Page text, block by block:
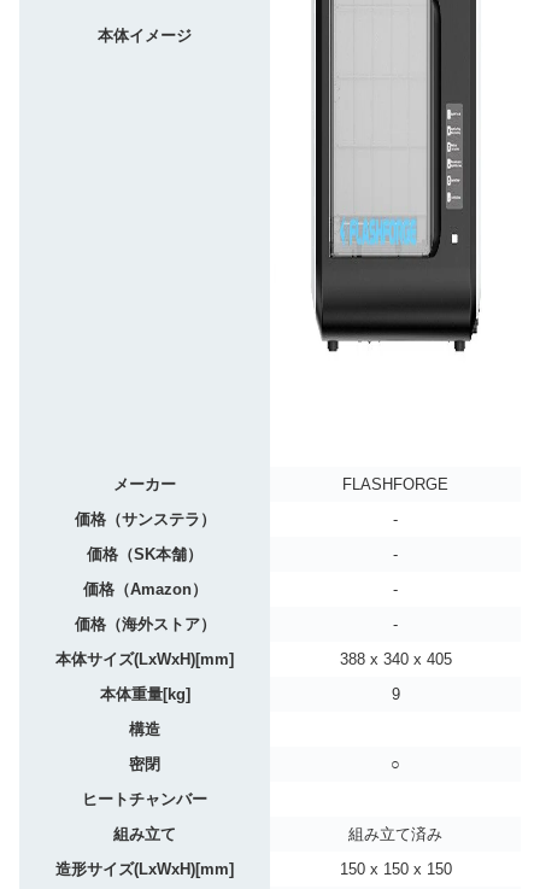
本体イメージ
メーカー
FLASHFORGE
価格（サンステラ）
-
価格（SK本舗）
-
価格（Amazon）
-
価格（海外ストア）
-
本体サイズ(LxWxH)[mm]
388 x 340 x 405
本体重量[kg]
9
構造
密閉
○
ヒートチャンバー
組み立て
組み立て済み
造形サイズ(LxWxH)[mm]
150 x 150 x 150